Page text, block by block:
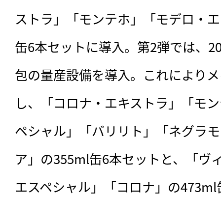
ストラ」「モンテホ」「モデロ・
缶6本セットに導入。第2弾では、
包の量産設備を導入。これにより
し、「コロナ・エキストラ」「モ
ペシャル」「バリリト」「ネグラ
ア」の355ml缶6本セットと、「ヴ
エスペシャル」「コロナ」の